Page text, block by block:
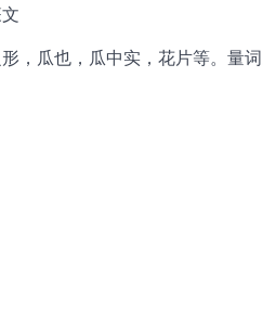
，瓜也，瓜中实，花片等。量词